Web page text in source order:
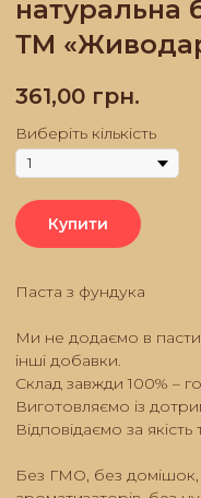
натуральна
ТМ
361,00 грн.
Виберіть кількість
Купити
Паста з фундука
Ми не додаємо в
інші добавки.
Склад завжди 100% –
Виготовляємо із
Відповідаємо за якість
Без ГМО, без домішок,